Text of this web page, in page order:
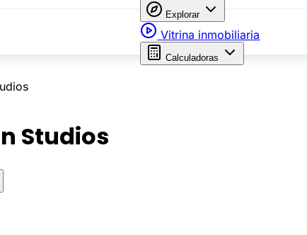
Explorar
Vitrina inmobiliaria
Calculadoras
Studios